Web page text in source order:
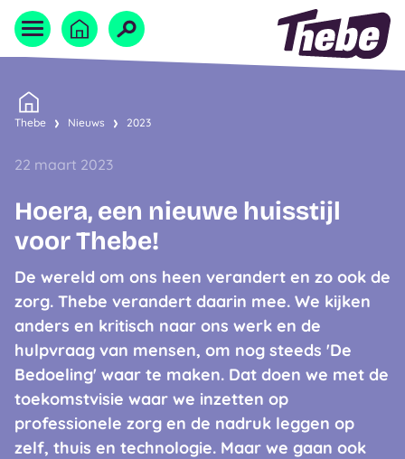
Home
Naar homepage
Thebe Nieuws 2023
22 maart 2023
Hoera, een nieuwe huisstijl
voor Thebe!
De wereld om ons heen verandert en zo ook de
zorg. Thebe verandert daarin mee. We kijken
anders en kritisch naar ons werk en de
hulpvraag van mensen, om nog steeds 'De
Bedoeling' waar te maken. Dat doen we met de
toekomstvisie waar we inzetten op
professionele zorg en de nadruk leggen op
zelf, thuis en technologie. Maar we gaan ook